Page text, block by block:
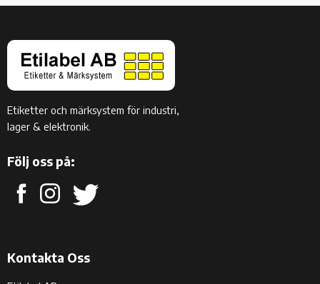
Etiketter och märksystem för industri,
lager & elektronik.
Följ oss på:
Kontakta Oss